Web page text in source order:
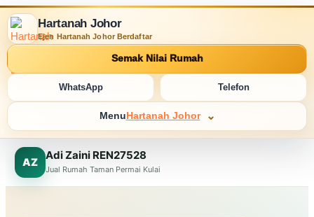
Hartanah Johor
Ejen Hartanah Johor Berdaftar
Semak Nilai Rumah
WhatsApp Telefon
Menu Hartanah Johor
AZ
Adi Zaini REN27528
Jual Rumah Taman Permai Kulai